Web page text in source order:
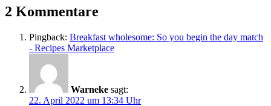
2 Kommentare
Pingback: Breakfast wholesome: So you begin the day match
- Recipes Marketplace
Warneke sagt:
22. April 2022 um 13:34 Uhr